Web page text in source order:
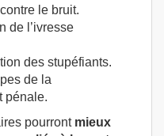
le bruit.
de l’ivresse
des stupéfiants.
de la
pénale.
pourront mieux